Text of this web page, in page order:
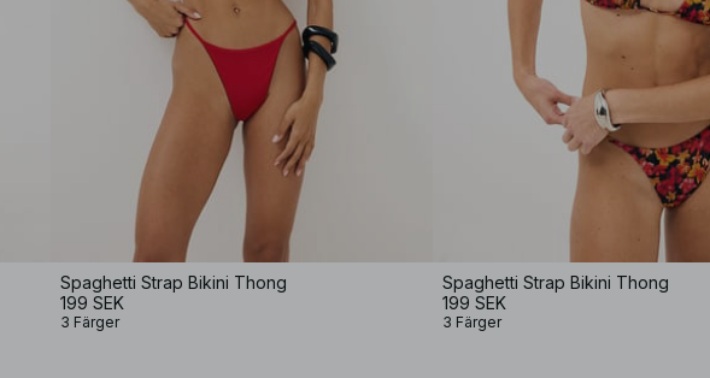
Spaghetti Strap Bikini Thong
199 SEK
3 Färger
Spaghetti Strap Bikini Thong
199 SEK
3 Färger